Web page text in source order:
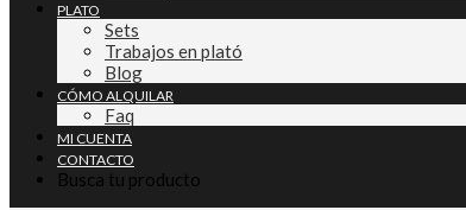
PLATO
Sets
Trabajos en plató
Blog
CÓMO ALQUILAR
Faq
MI CUENTA
CONTACTO
Busca tu producto